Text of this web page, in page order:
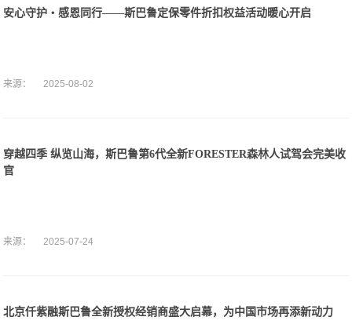
安心守护・感恩同行——斯巴鲁定保零件折扣权益活动暖心开启
来源： 2025-08-02
穿越四季 纵览山海，斯巴鲁第6代全新FORESTER森林人试驾会完美收
官
来源： 2025-07-24
北京仟紫融斯巴鲁全新授权经销商盛大启幕，为中国市场再添新动力